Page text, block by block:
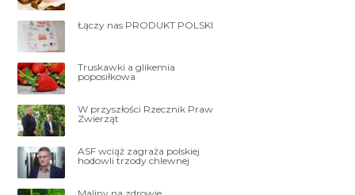
Łączy nas PRODUKT POLSKI
Truskawki a glikemia
poposiłkowa
W przyszłości Rzecznik Praw
Zwierząt
ASF wciąż zagraża polskiej
hodowli trzody chlewnej